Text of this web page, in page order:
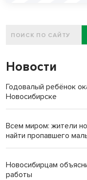
Новости
Годовалый ребёнок
Новосибирске
Всем миром: жители
найти пропавшего
Новосибирцам
работы